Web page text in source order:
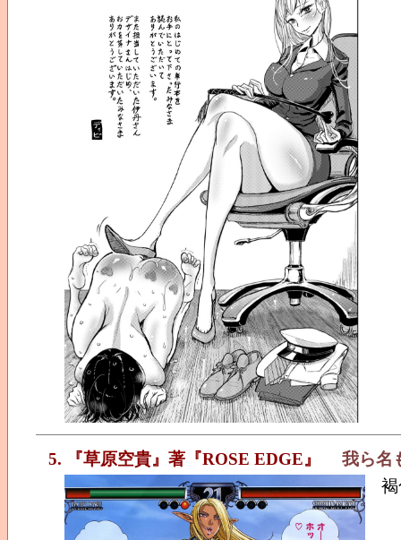
5. 『草原空貴』著『ROSE EDGE』
我ら名